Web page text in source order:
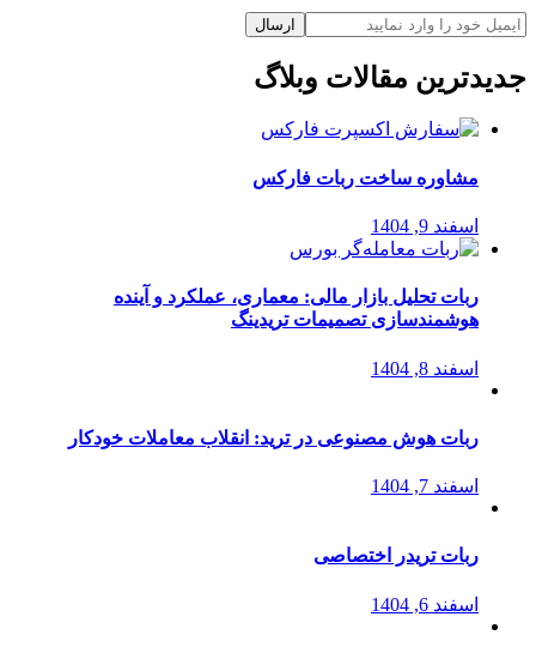
ارسال
جدیدترین مقالات وبلاگ
مشاوره ساخت ربات فارکس
اسفند 9, 1404
ربات تحلیل بازار مالی: معماری، عملکرد و آینده
هوشمندسازی تصمیمات تریدینگ
اسفند 8, 1404
ربات هوش مصنوعی در ترید: انقلاب معاملات خودکار
اسفند 7, 1404
ربات تریدر اختصاصی
اسفند 6, 1404